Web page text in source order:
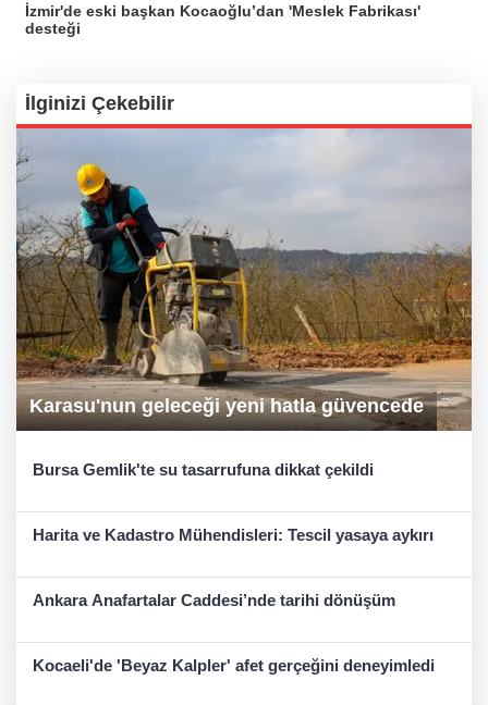
İzmir'de eski başkan Kocaoğlu’dan 'Meslek Fabrikası'
desteği
İlginizi Çekebilir
Karasu'nun geleceği yeni hatla güvencede
Bursa Gemlik'te su tasarrufuna dikkat çekildi
Harita ve Kadastro Mühendisleri: Tescil yasaya aykırı
Ankara Anafartalar Caddesi’nde tarihi dönüşüm
Kocaeli'de 'Beyaz Kalpler' afet gerçeğini deneyimledi